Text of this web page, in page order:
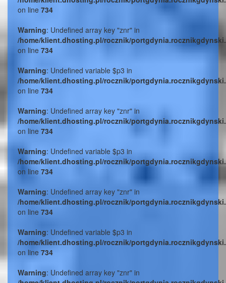
on line 734
Warning: Undefined array key "znr" in
/home/klient.dhosting.pl/rocznik/
on line 734
Warning: Undefined variable $p3 in
/home/klient.dhosting.pl/rocznik/
on line 734
Warning: Undefined array key "znr" in
/home/klient.dhosting.pl/rocznik/
on line 734
Warning: Undefined variable $p3 in
/home/klient.dhosting.pl/rocznik/
on line 734
Warning: Undefined array key "znr" in
/home/klient.dhosting.pl/rocznik/
on line 734
Warning: Undefined variable $p3 in
/home/klient.dhosting.pl/rocznik/
on line 734
Warning: Undefined array key "znr" in